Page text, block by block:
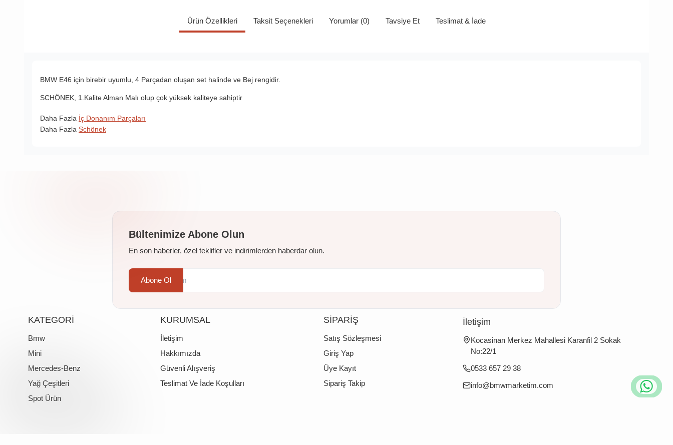
Ürün Özellikleri Taksit Seçenekleri Yorumlar (0) Tavsiye Et Teslimat & İade
BMW E46 için birebir uyumlu, 4 Parçadan oluşan set halinde ve Bej rengidir.
SCHÖNEK, 1.Kalite Alman Malı olup çok yüksek kaliteye sahiptir
Daha Fazla İç Donanım Parçaları
Daha Fazla Schönek
Bültenimize Abone Olun
En son haberler, özel teklifler ve indirimlerden haberdar olun.
Abone Ol
KATEGORİ
Bmw
Mini
Mercedes-Benz
Yağ Çeşitleri
Spot Ürün
KURUMSAL
İletişim
Hakkımızda
Güvenli Alışveriş
Teslimat Ve İade Koşulları
SİPARİŞ
Satış Sözleşmesi
Giriş Yap
Üye Kayıt
Sipariş Takip
İletişim
Kocasinan Merkez Mahallesi Karanfil 2 Sokak
No:22/1
0533 657 29 38
info@bmwmarketim.com